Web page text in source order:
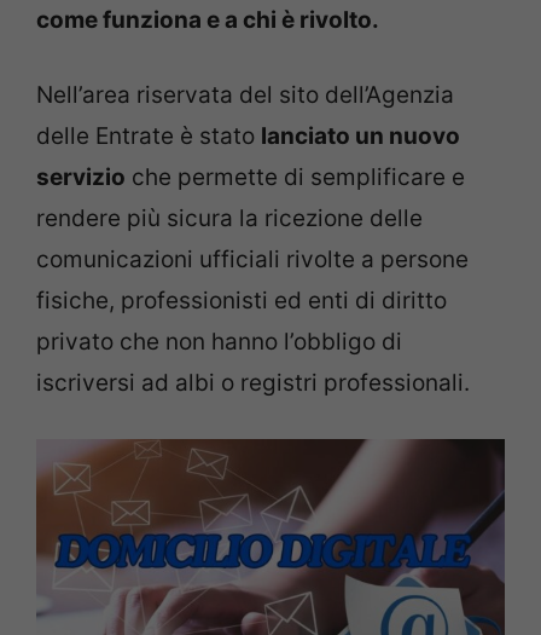
come funziona e a chi è rivolto.
Nell’area riservata del sito dell’Agenzia
delle Entrate è stato lanciato un nuovo
servizio che permette di semplificare e
rendere più sicura la ricezione delle
comunicazioni ufficiali rivolte a persone
fisiche, professionisti ed enti di diritto
privato che non hanno l’obbligo di
iscriversi ad albi o registri professionali.